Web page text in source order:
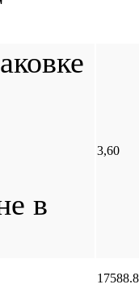
в
3,60